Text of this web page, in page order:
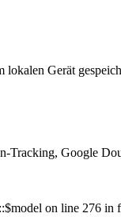
lokalen Gerät
Tracking, Google
on line 276 in